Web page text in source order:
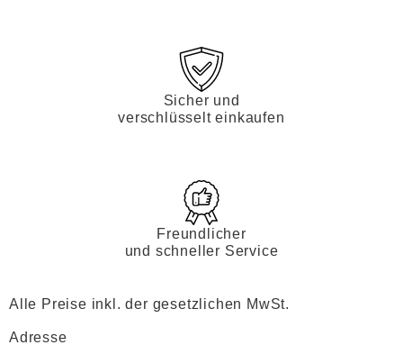
Sicher und
verschlüsselt einkaufen
Freundlicher
und schneller Service
Alle Preise inkl. der gesetzlichen MwSt.
Adresse